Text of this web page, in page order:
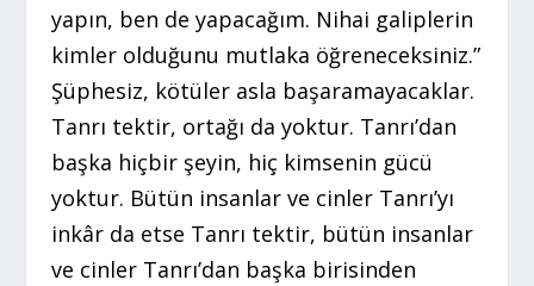
yapın, ben de yapacağım. Nihai galiplerin
kimler olduğunu mutlaka öğreneceksiniz.”
Şüphesiz, kötüler asla başaramayacaklar.
Tanrı tektir, ortağı da yoktur. Tanrı’dan
başka hiçbir şeyin, hiç kimsenin gücü
yoktur. Bütün insanlar ve cinler Tanrı’yı
inkâr da etse Tanrı tektir, bütün insanlar
ve cinler Tanrı’dan başka birisinden